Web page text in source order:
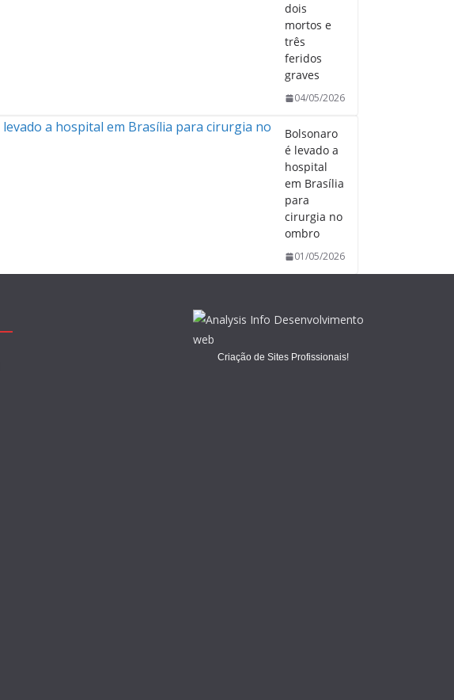
dois
mortos e
três
feridos
graves
04/05/2026
Bolsonaro
é levado a
hospital
em Brasília
para
cirurgia no
ombro
01/05/2026
Criação de Sites Profissionais!